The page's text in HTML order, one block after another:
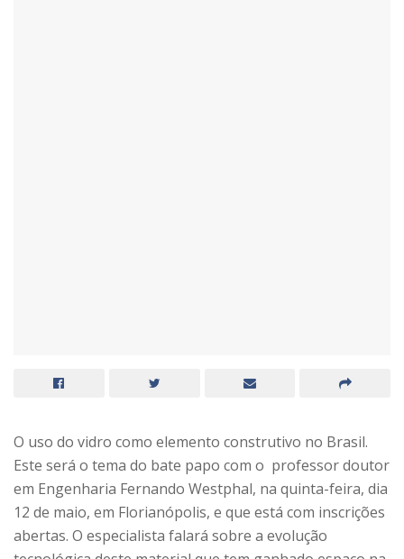
O uso do vidro como elemento construtivo no Brasil.
Este será o tema do bate papo com o professor doutor
em Engenharia Fernando Westphal, na quinta-feira, dia
12 de maio, em Florianópolis, e que está com inscrições
abertas. O especialista falará sobre a evolução